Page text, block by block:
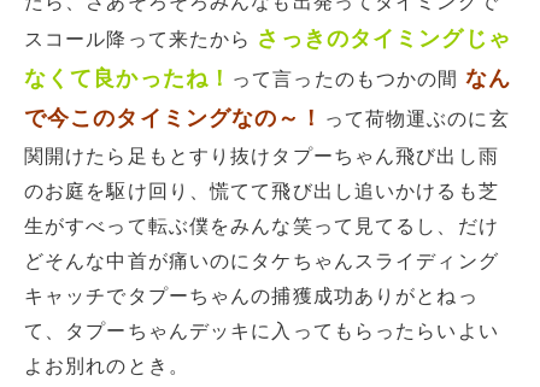
スコール降って来たから さっきのタイミングじゃ
なくて良かったね！ って言ったのもつかの間 なん
で今このタイミングなの～！
って荷物運ぶのに玄
関開けたら足もとすり抜けタプーちゃん飛び出し雨
のお庭を駆け回り、慌てて飛び出し追いかけるも芝
生がすべって転ぶ僕をみんな笑って見てるし、だけ
どそんな中首が痛いのにタケちゃんスライディング
キャッチでタプーちゃんの捕獲成功ありがとねっ
て、タプーちゃんデッキに入ってもらったらいよい
よお別れのとき。